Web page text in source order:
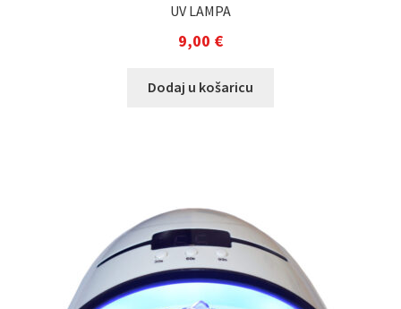
UV LAMPA
9,00 €
Dodaj u košaricu